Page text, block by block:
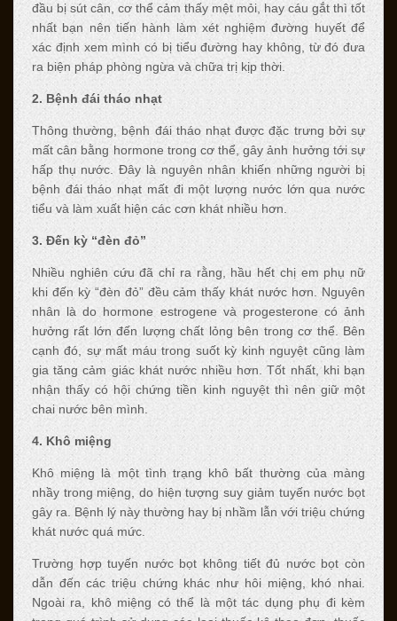
đầu bị sút cân, cơ thể cảm thấy mệt mỏi, hay cáu gắt thì tốt
nhất bạn nên tiến hành làm xét nghiệm đường huyết để
xác định xem mình có bị tiểu đường hay không, từ đó đưa
ra biện pháp phòng ngừa và chữa trị kịp thời.
2. Bệnh đái tháo nhạt
Thông thường, bệnh đái tháo nhạt được đặc trưng bởi sự
mất cân bằng hormone trong cơ thể, gây ảnh hưởng tới sự
hấp thụ nước. Đây là nguyên nhân khiến những người bị
bệnh đái tháo nhạt mất đi một lượng nước lớn qua nước
tiểu và làm xuất hiện các cơn khát nhiều hơn.
3. Đến kỳ “đèn đỏ”
Nhiều nghiên cứu đã chỉ ra rằng, hầu hết chị em phụ nữ
khi đến kỳ “đèn đỏ” đều cảm thấy khát nước hơn. Nguyên
nhân là do hormone estrogene và progesterone có ảnh
hưởng rất lớn đến lượng chất lỏng bên trong cơ thể. Bên
cạnh đó, sự mất máu trong suốt kỳ kinh nguyệt cũng làm
gia tăng cảm giác khát nước nhiều hơn. Tốt nhất, khi bạn
nhận thấy có hội chứng tiền kinh nguyệt thì nên giữ một
chai nước bên mình.
4. Khô miệng
Khô miệng là một tình trạng khô bất thường của màng
nhầy trong miệng, do hiện tượng suy giảm tuyến nước bọt
gây ra. Bệnh lý này thường hay bị nhầm lẫn với triệu chứng
khát nước quá mức.
Trường hợp tuyến nước bọt không tiết đủ nước bọt còn
dẫn đến các triệu chứng khác như hôi miệng, khó nhai.
Ngoài ra, khô miệng có thể là một tác dụng phụ đi kèm